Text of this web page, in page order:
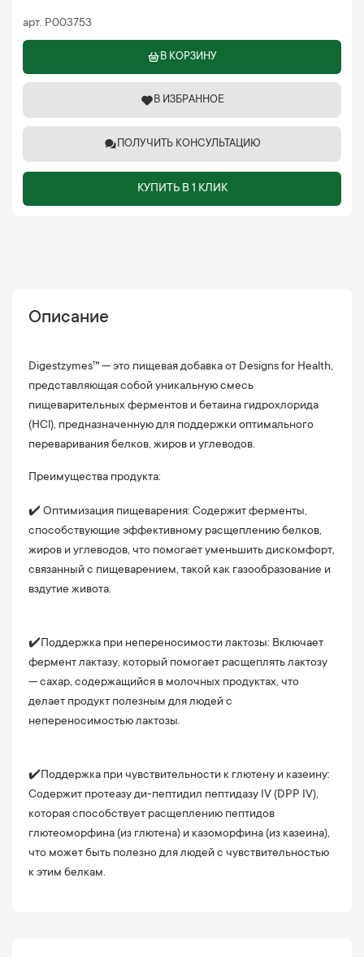
арт. P003753
В КОРЗИНУ
В ИЗБРАННОЕ
ПОЛУЧИТЬ КОНСУЛЬТАЦИЮ
КУПИТЬ В 1 КЛИК
Описание
Digestzymes™ — это пищевая добавка от Designs for Health,
представляющая собой уникальную смесь
пищеварительных ферментов и бетаина гидрохлорида
(HCl), предназначенную для поддержки оптимального
переваривания белков, жиров и углеводов.
Преимущества продукта:
✔️ Оптимизация пищеварения: Содержит ферменты,
способствующие эффективному расщеплению белков,
жиров и углеводов, что помогает уменьшить дискомфорт,
связанный с пищеварением, такой как газообразование и
вздутие живота.
✔️Поддержка при непереносимости лактозы: Включает
фермент лактазу, который помогает расщеплять лактозу
— сахар, содержащийся в молочных продуктах, что
делает продукт полезным для людей с
непереносимостью лактозы.
✔️Поддержка при чувствительности к глютену и казеину:
Содержит протеазу ди-пептидил пептидазу IV (DPP IV),
которая способствует расщеплению пептидов
глютеоморфина (из глютена) и казоморфина (из казеина),
что может быть полезно для людей с чувствительностью
к этим белкам.